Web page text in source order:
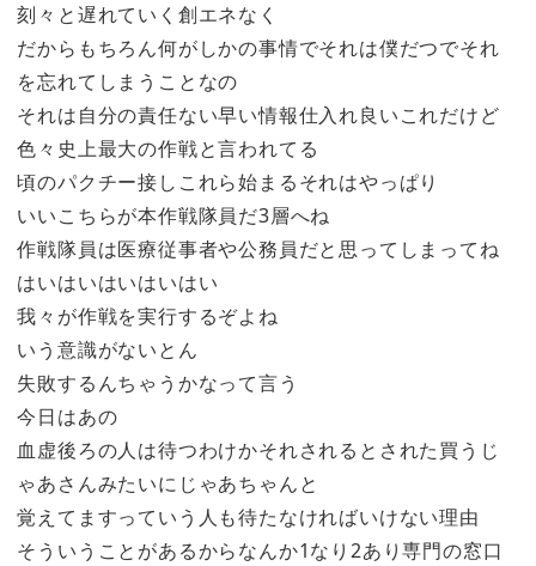
刻々と遅れていく創エネなく
だからもちろん何がしかの事情でそれは僕だつでそれ
を忘れてしまうことなの
それは自分の責任ない早い情報仕入れ良いこれだけど
色々史上最大の作戦と言われてる
頃のパクチー接しこれら始まるそれはやっぱり
いいこちらが本作戦隊員だ3層へね
作戦隊員は医療従事者や公務員だと思ってしまってね
はいはいはいはいはい
我々が作戦を実行するぞよね
いう意識がないとん
失敗するんちゃうかなって言う
今日はあの
血虚後ろの人は待つわけかそれされるとされた買うじ
ゃあさんみたいにじゃあちゃんと
覚えてますっていう人も待たなければいけない理由
そういうことがあるからなんか1なり2あり専門の窓口